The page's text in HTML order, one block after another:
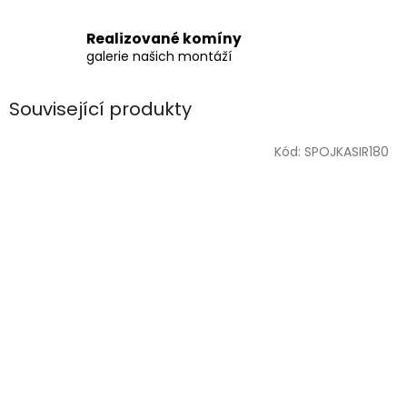
Realizované komíny
galerie našich montáží
Související produkty
Kód: SPOJKASIR180